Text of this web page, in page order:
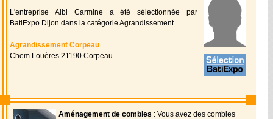
L'entreprise Albi Carmine a été sélectionnée par
BatiExpo Dijon dans la catégorie Agrandissement.
Agrandissement Corpeau
Chem Louères 21190 Corpeau
Aménagement de combles : Vous avez des combles